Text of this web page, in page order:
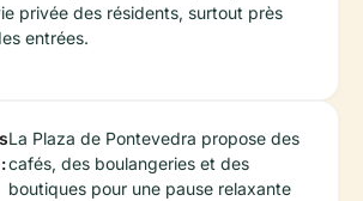
privée des résidents, surtout près
entrées.
La Plaza de Pontevedra propose des
cafés, des boulangeries et des
boutiques pour une pause relaxante